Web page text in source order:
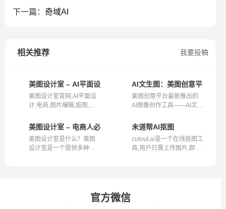
下一篇： 奇域AI
我要投稿
相关推荐
美图设计室 – AI平面设计,电商,图片编辑,抠图,海报ppt,物体消
美图设计室官网,AI平面设
计,电商,图片编辑,抠图,海
AI文生图：美图创意平台的AI
美图创意平台最新推出的
AI图像创作工具——AI文生
美图设计室 – 电商人必备的AI设计工具
美图设计室是什么？美图
设计室是一个提供多种在
未道帮AI抠图
cutout.ai是一个在线抠图工
具,用户只需上传图片,即可
官方微信